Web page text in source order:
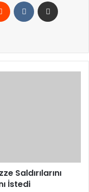
Saldırılarını
İstedi